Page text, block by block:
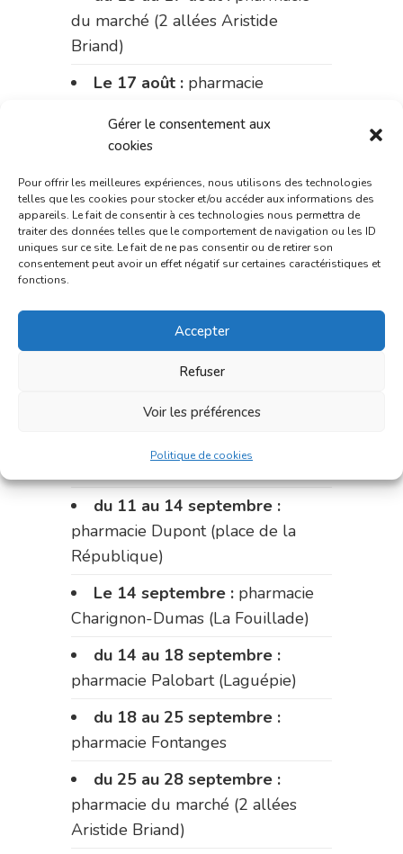
Gérer le consentement aux
cookies
Pour offrir les meilleures expériences, nous utilisons des technologies
telles que les cookies pour stocker et/ou accéder aux informations des
appareils. Le fait de consentir à ces technologies nous permettra de
traiter des données telles que le comportement de navigation ou les ID
uniques sur ce site. Le fait de ne pas consentir ou de retirer son
consentement peut avoir un effet négatif sur certaines caractéristiques et
fonctions.
Accepter
Refuser
Voir les préférences
Politique de cookies
du marché (2 allées Aristide
Briand)
Le 17 août : pharmacie
du 17 au 21 août :
du 21 au 28 août :pharmacie
Dupont (place de la République)
du 28 au 31 août :pharmacie
Du 31 août au 4 septembre :
pharmacie Charignon-Dumas (La
du 4 au 11 septembre :
du 11 au 14 septembre :
pharmacie Dupont (place de la
République)
Le 14 septembre : pharmacie
Charignon-Dumas (La Fouillade)
du 14 au 18 septembre :
pharmacie Palobart (Laguépie)
du 18 au 25 septembre :
pharmacie Fontanges
du 25 au 28 septembre :
pharmacie du marché (2 allées
Aristide Briand)